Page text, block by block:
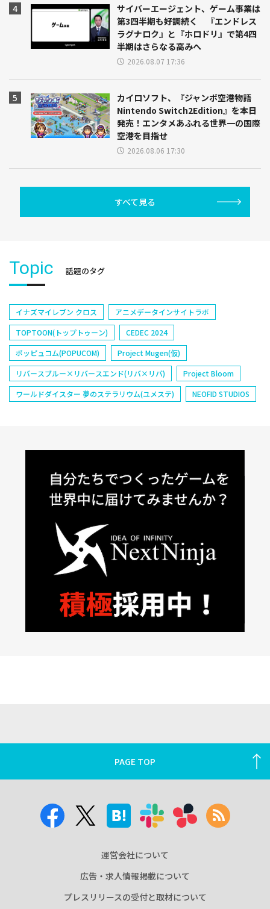
サイバーエージェント、ゲーム事業は
第3四半期も好調続く 『エンドレス
ラグナロク』と『ホロドリ』で第4四
半期はさらなる高みへ
2026.08.07 17:36
カイロソフト、『ジャンボ空港物語
Nintendo Switch2Edition』を本日
発売！エンタメあふれる世界一の国際
空港を目指せ
2026.08.06 17:30
すべて見る
Topic 話題のタグ
イナズマイレブン クロス
アニメデータインサイトラボ
TOPTOON(トップトゥーン)
CEDEC 2024
ポッピュコム(POPUCOM)
Project Mugen(仮)
リバースブルー×リバースエンド(リバ×リバ)
Project Bloom
ワールドダイスター 夢のステラリウム(ユメステ)
NEOFID STUDIOS
PAGE TOP
運営会社について
広告・求人情報掲載について
プレスリリースの受付と取材について